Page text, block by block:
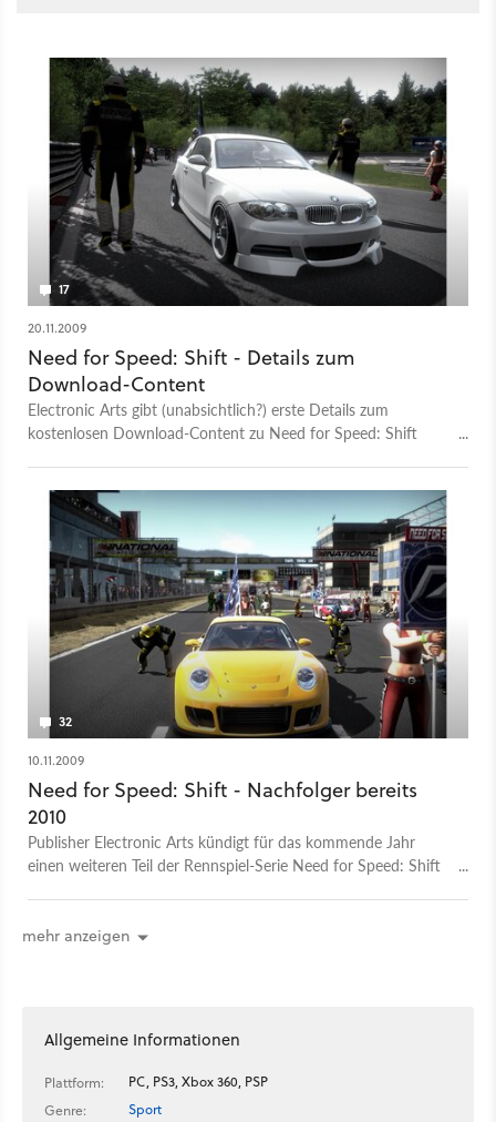
17
20.11.2009
Need for Speed: Shift - Details zum
Download-Content
Electronic Arts gibt (unabsichtlich?) erste Details zum
kostenlosen Download-Content zu Need for Speed: Shift
32
10.11.2009
Need for Speed: Shift - Nachfolger bereits
2010
Publisher Electronic Arts kündigt für das kommende Jahr
einen weiteren Teil der Rennspiel-Serie Need for Speed: Shift
mehr anzeigen
Allgemeine Informationen
Plattform:
PC, PS3, Xbox 360, PSP
Genre:
Sport